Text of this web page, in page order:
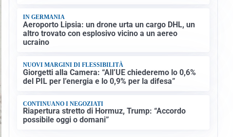
IN GERMANIA
Aeroporto Lipsia: un drone urta un cargo DHL, un
altro trovato con esplosivo vicino a un aereo
ucraino
NUOVI MARGINI DI FLESSIBILITÀ
Giorgetti alla Camera: “All’UE chiederemo lo 0,6%
del PIL per l’energia e lo 0,9% per la difesa”
CONTINUANO I NEGOZIATI
Riapertura stretto di Hormuz, Trump: “Accordo
possibile oggi o domani”